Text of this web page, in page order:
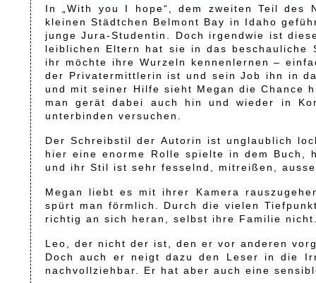
In „With you I hope“, dem zweiten Teil des
kleinen Städtchen Belmont Bay in Idaho
junge Jura-Studentin. Doch irgendwie ist
leiblichen Eltern hat sie in das
ihr möchte ihre Wurzeln kennenlernen –
der Privatermittlerin ist und sein Job ihn in
und mit seiner Hilfe sieht Megan die Chance
man gerät dabei auch hin und wieder in
unterbinden versuchen.
Der Schreibstil der Autorin ist unglaublich
hier eine enorme Rolle spielte in dem Buch,
und ihr Stil ist sehr fesselnd, mitreißen,
Megan liebt es mit ihrer Kamera
spürt man förmlich. Durch die vielen
richtig an sich heran, selbst ihre Familie
Leo, der nicht der ist, den er vor anderen
Doch auch er neigt dazu den Leser in die
nachvollziehbar. Er hat aber auch eine